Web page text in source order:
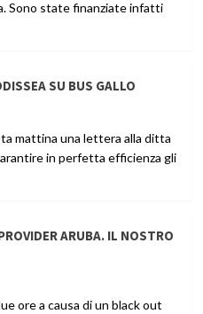
Sono state finanziate infatti
SU BUS GALLO
mattina una lettera alla ditta
in perfetta efficienza gli
ARUBA. IL NOSTRO
ore a causa di un black out